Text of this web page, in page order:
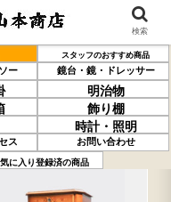
スタッフのおすすめ商品
ー 鏡台・鏡・ドレッサー
明治物
飾り棚
時計・照明
ス お問い合わせ
に入り登録済の商品
売約済の商品を非表示にする
検索